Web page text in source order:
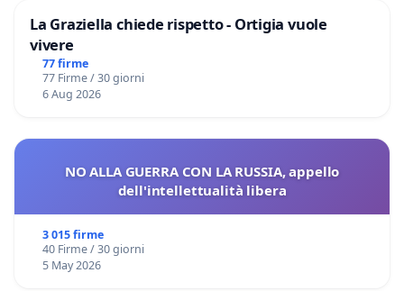
La Graziella chiede rispetto - Ortigia vuole
vivere
77 firme
77 Firme / 30 giorni
6 Aug 2026
NO ALLA GUERRA CON LA RUSSIA, appello
dell'intellettualità libera
3 015 firme
40 Firme / 30 giorni
5 May 2026